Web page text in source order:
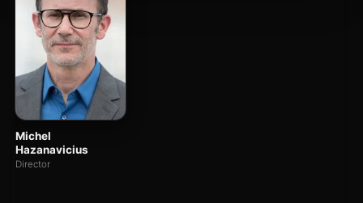
Michel
Hazanavicius
Director